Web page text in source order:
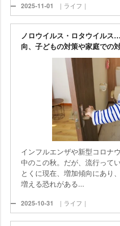
2025-11-01 ｜ライフ｜
ノロウイルス・ロタウイルス
向、子どもの対策や家庭での
インフルエンザや新型コロナ
中のこの秋。だが、流行って
とくに現在、増加傾向にあり
増える恐れがある...
2025-10-31 ｜ライフ｜